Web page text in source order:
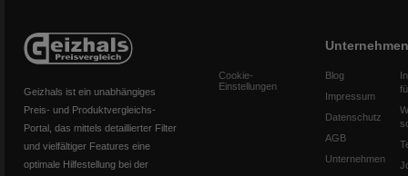
Geizhals ist ein unabhängiges
Preis- und Produktvergleichs-
Portal, das mittels detaillierter Filter
und vielfältiger Features eine
optimale Hilfestellung bei der
Cookie-
Einstellungen
Unternehmen
Blog
Impressum
Datenschutz
AGB
Unternehmen